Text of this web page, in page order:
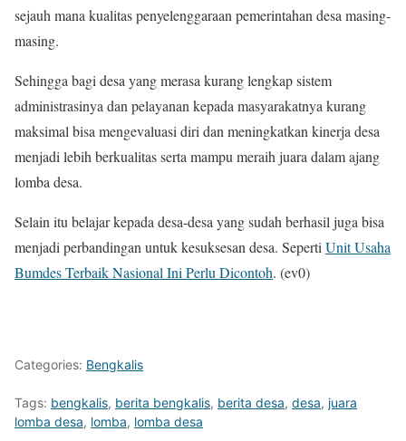
sejauh mana kualitas penyelenggaraan pemerintahan desa masing-
masing.
Sehingga bagi desa yang merasa kurang lengkap sistem
administrasinya dan pelayanan kepada masyarakatnya kurang
maksimal bisa mengevaluasi diri dan meningkatkan kinerja desa
menjadi lebih berkualitas serta mampu meraih juara dalam ajang
lomba desa.
Selain itu belajar kepada desa-desa yang sudah berhasil juga bisa
menjadi perbandingan untuk kesuksesan desa. Seperti Unit Usaha
Bumdes Terbaik Nasional Ini Perlu Dicontoh. (ev0)
Categories: Bengkalis
Tags: bengkalis, berita bengkalis, berita desa, desa, juara
lomba desa, lomba, lomba desa